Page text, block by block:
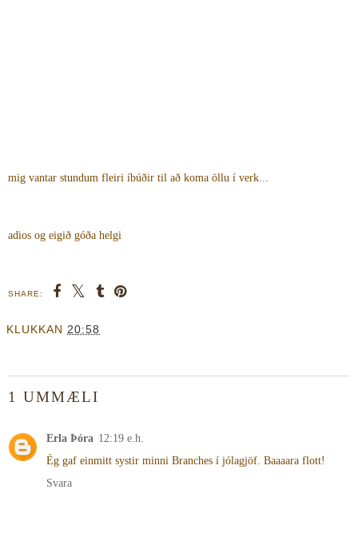
mig vantar stundum fleiri íbúðir til að koma öllu í verk...
adios og eigið góða helgi
SHARE:
KLUKKAN 20:58
1 UMMÆLI
Erla Þóra 12:19 e.h.
Ég gaf einmitt systir minni Branches í jólagjöf. Baaaara flott!
Svara